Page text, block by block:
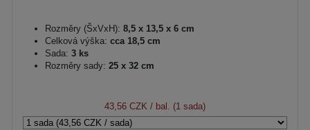
Rozměry (ŠxVxH): 8,5 x 13,5 x 6 cm
Celková výška: cca 18,5 cm
Sada: 3 ks
Rozměry sady: 25 x 32 cm
43,56 CZK / bal. (1 sada)